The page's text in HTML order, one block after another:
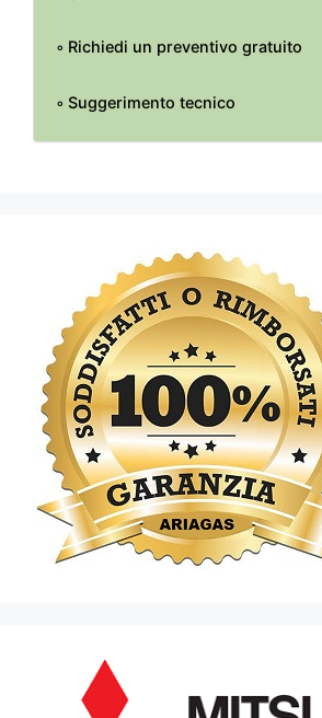
Richiedi un preventivo gratuito
Suggerimento tecnico